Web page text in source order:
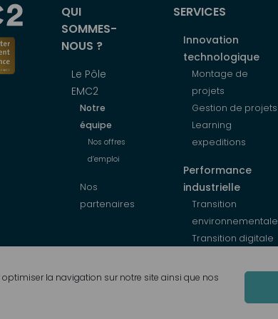
la navigation sur notre site ainsi que nos
Menu
principal
QUI
SOMMES-
NOUS ?
Le Pôle
EMC2
Notre
équipe
Nos offres
d’emploi
Nos
partenaires
SERVICES
Innovation
technologique
Montage de
projets
Gestion de projets
Learning
expeditions
Performance
industrielle
Transition
environnementale
Transition digitale